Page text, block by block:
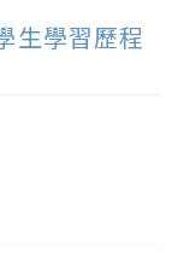
生學習歷程